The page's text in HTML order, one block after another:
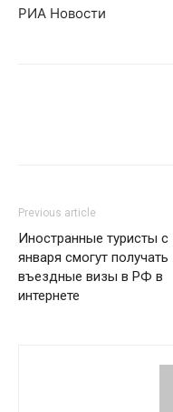
РИА Новости
Previous article
Иностранные туристы с
января смогут получать
въездные визы в РФ в
интернете